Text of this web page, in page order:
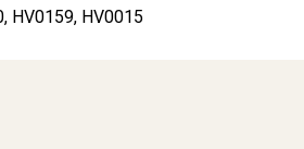
HV0159, HV0015